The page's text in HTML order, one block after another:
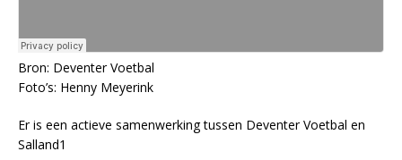
Bron: Deventer Voetbal
Foto’s: Henny Meyerink
Er is een actieve samenwerking tussen Deventer Voetbal en
Salland1